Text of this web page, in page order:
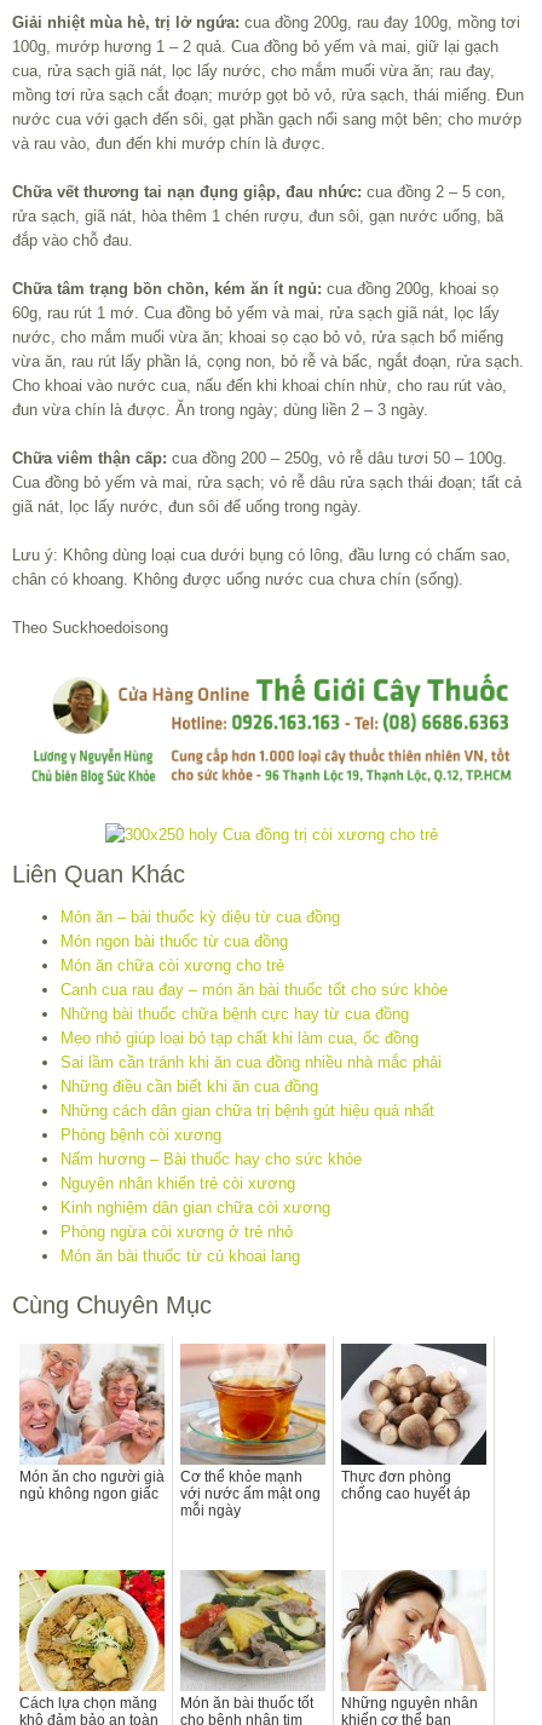
Giải nhiệt mùa hè, trị lở ngứa: cua đồng 200g, rau đay 100g, mồng tơi
100g, mướp hương 1 – 2 quả. Cua đồng bỏ yếm và mai, giữ lại gạch
cua, rửa sạch giã nát, lọc lấy nước, cho mắm muối vừa ăn; rau đay,
mồng tơi rửa sạch cắt đoạn; mướp gọt bỏ vỏ, rửa sạch, thái miếng. Đun
nước cua với gạch đến sôi, gạt phần gạch nổi sang một bên; cho mướp
và rau vào, đun đến khi mướp chín là được.
Chữa vết thương tai nạn đụng giập, đau nhức: cua đồng 2 – 5 con,
rửa sạch, giã nát, hòa thêm 1 chén rượu, đun sôi, gạn nước uống, bã
đắp vào chỗ đau.
Chữa tâm trạng bồn chồn, kém ăn ít ngủ: cua đồng 200g, khoai sọ
60g, rau rút 1 mớ. Cua đồng bỏ yếm và mai, rửa sạch giã nát, lọc lấy
nước, cho mắm muối vừa ăn; khoai sọ cạo bỏ vỏ, rửa sạch bổ miếng
vừa ăn, rau rút lấy phần lá, cọng non, bỏ rễ và bấc, ngắt đoạn, rửa sạch.
Cho khoai vào nước cua, nấu đến khi khoai chín nhừ, cho rau rút vào,
đun vừa chín là được. Ăn trong ngày; dùng liền 2 – 3 ngày.
Chữa viêm thận cấp: cua đồng 200 – 250g, vỏ rễ dâu tươi 50 – 100g.
Cua đồng bỏ yếm và mai, rửa sạch; vỏ rễ dâu rửa sạch thái đoạn; tất cả
giã nát, lọc lấy nước, đun sôi để uống trong ngày.
Lưu ý: Không dùng loại cua dưới bụng có lông, đầu lưng có chấm sao,
chân có khoang. Không được uống nước cua chưa chín (sống).
Theo Suckhoedoisong
Liên Quan Khác
Món ăn – bài thuốc kỳ diệu từ cua đồng
Món ngon bài thuốc từ cua đồng
Món ăn chữa còi xương cho trẻ
Canh cua rau đay – món ăn bài thuốc tốt cho sức khỏe
Những bài thuốc chữa bệnh cực hay từ cua đồng
Mẹo nhỏ giúp loại bỏ tạp chất khi làm cua, ốc đồng
Sai lầm cần tránh khi ăn cua đồng nhiều nhà mắc phải
Những điều cần biết khi ăn cua đồng
Những cách dân gian chữa trị bệnh gút hiệu quả nhất
Phòng bệnh còi xương
Nấm hương – Bài thuốc hay cho sức khỏe
Nguyên nhân khiến trẻ còi xương
Kinh nghiệm dân gian chữa còi xương
Phòng ngừa còi xương ở trẻ nhỏ
Món ăn bài thuốc từ củ khoai lang
Cùng Chuyên Mục
Món ăn cho người già
ngủ không ngon giấc
Cơ thể khỏe mạnh
với nước ấm mật ong
mỗi ngày
Thực đơn phòng
chống cao huyết áp
Cách lựa chọn măng
khô đảm bảo an toàn
Món ăn bài thuốc tốt
cho bệnh nhân tim
Những nguyên nhân
khiến cơ thể bạn